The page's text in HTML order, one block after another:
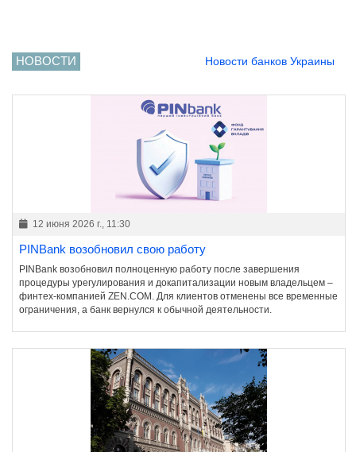
НОВОСТИ Новости банков Украины
12 июня 2026 г., 11:30
PINBank возобновил свою работу
PINBank возобновил полноценную работу после завершения
процедуры урегулирования и докапитализации новым владельцем –
финтех-компанией ZEN.COM. Для клиентов отменены все временные
ограничения, а банк вернулся к обычной деятельности.